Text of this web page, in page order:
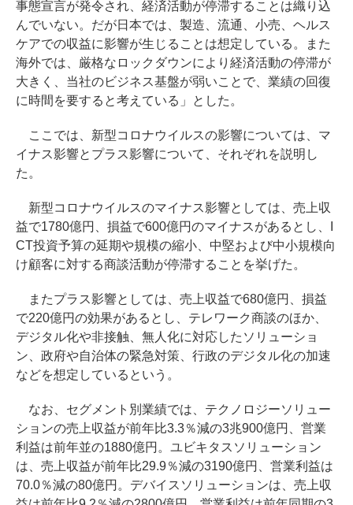
事態宣言が発令され、経済活動が停滞することは織り込
んでいない。だが日本では、製造、流通、小売、ヘルス
ケアでの収益に影響が生じることは想定している。また
海外では、厳格なロックダウンにより経済活動の停滞が
大きく、当社のビジネス基盤が弱いことで、業績の回復
に時間を要すると考えている」とした。
ここでは、新型コロナウイルスの影響については、マ
イナス影響とプラス影響について、それぞれを説明し
た。
新型コロナウイルスのマイナス影響としては、売上収
益で1780億円、損益で600億円のマイナスがあるとし、I
CT投資予算の延期や規模の縮小、中堅および中小規模向
け顧客に対する商談活動が停滞することを挙げた。
またプラス影響としては、売上収益で680億円、損益
で220億円の効果があるとし、テレワーク商談のほか、
デジタル化や非接触、無人化に対応したソリューショ
ン、政府や自治体の緊急対策、行政のデジタル化の加速
などを想定しているという。
なお、セグメント別業績では、テクノロジーソリュー
ションの売上収益が前年比3.3％減の3兆900億円、営業
利益は前年並の1880億円。ユビキタスソリューション
は、売上収益が前年比29.9％減の3190億円、営業利益は
70.0％減の80億円。デバイスソリューションは、売上収